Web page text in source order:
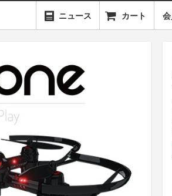
ニュース カート